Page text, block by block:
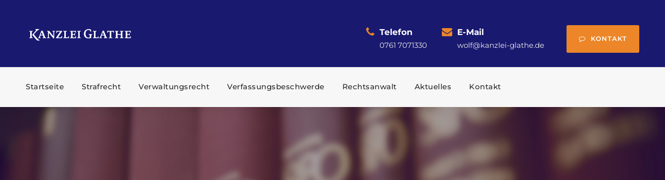
Telefon
0761 7071330
E-Mail
wolf@kanzlei-glathe.de
KONTAKT
Startseite Strafrecht Verwaltungsrecht Verfassungsbeschwerde Rechtsanwalt Aktuelles Kontakt